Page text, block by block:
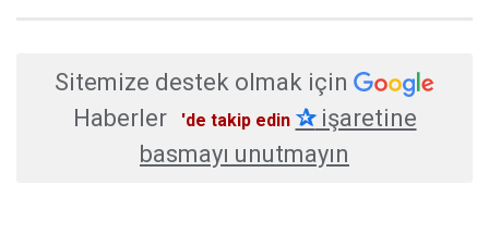
Sitemize destek olmak için
Haberler
'de takip edin ✰işaretine
basmayı unutmayın